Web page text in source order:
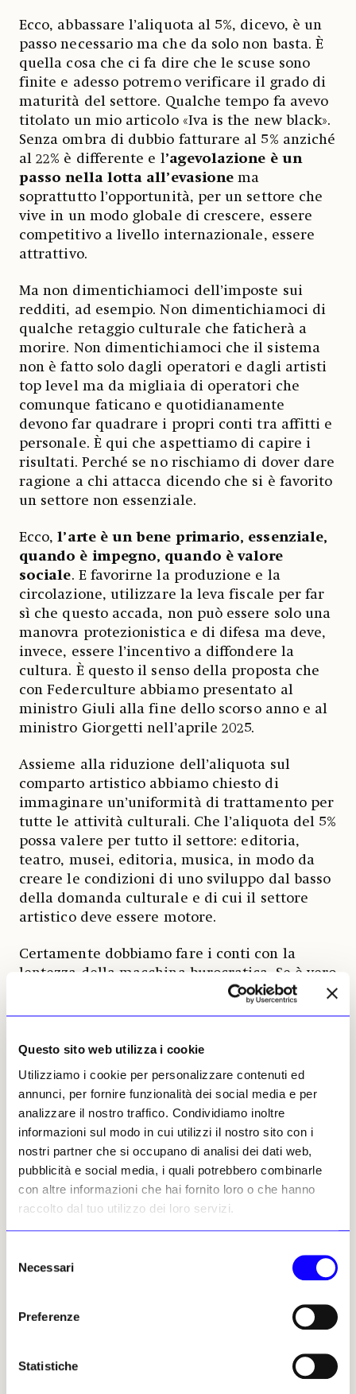
Questo sito web utilizza i cookie
Utilizziamo i cookie per personalizzare contenuti ed
annunci, per fornire funzionalità dei social media e per
analizzare il nostro traffico. Condividiamo inoltre
informazioni sul modo in cui utilizzi il nostro sito con i
nostri partner che si occupano di analisi dei dati web,
pubblicità e social media, i quali potrebbero combinarle
con altre informazioni che hai fornito loro o che hanno
raccolto dal tuo utilizzo dei loro servizi.
delNecessari
Preferenze
Statistiche
Ecco, abbassare l’aliquota al 5%, dicevo, è un
passo necessario ma che da solo non basta. È
quella cosa che ci fa dire che le scuse sono
finite e adesso potremo verificare il grado di
maturità del settore. Qualche tempo fa avevo
titolato un mio articolo «Iva is the new black».
Senza ombra di dubbio fatturare al 5% anziché
al 22% è differente e l’agevolazione è un
passo nella lotta all’evasionema
soprattutto l’opportunità, per un settore che
vive in un modo globale di crescere, essere
competitivo a livello internazionale, essere
attrattivo.
Ma non dimentichiamoci dell’imposte sui
redditi, ad esempio. Non dimentichiamoci di
qualche retaggio culturale che faticherà a
morire. Non dimentichiamoci che il sistema
non è fatto solo dagli operatori e dagli artisti
top level ma da migliaia di operatori che
comunque faticano e quotidianamente
devono far quadrare i propri conti tra affitti e
personale. È qui che aspettiamo di capire i
risultati. Perché se no rischiamo di dover dare
ragione a chi attacca dicendo che si è favorito
un settore non essenziale.
Ecco, l’arte è un bene primario, essenziale,
quando è impegno, quando è valore
sociale. E favorirne la produzione e la
circolazione, utilizzare la leva fiscale per far
sì che questo accada, non può essere solo una
manovra protezionistica e di difesa ma deve,
invece, essere l’incentivo a diffondere la
cultura. È questo il senso della proposta che
con Federculture abbiamo presentato al
ministro Giuli alla fine dello scorso anno e al
ministro Giorgetti nell’aprile 2025.
Assieme alla riduzione dell’aliquota sul
comparto artistico abbiamo chiesto di
immaginare un’uniformità di trattamento per
tutte le attività culturali. Che l’aliquota del 5%
possa valere per tutto il settore: editoria,
teatro, musei, editoria, musica, in modo da
creare le condizioni di uno sviluppo dal basso
della domanda culturale e di cui il settore
artistico deve essere motore.
Certamente dobbiamo fare i conti con la
lentezza della macchina burocratica. Se è vero
che siamo diventati il Paese con l’aliquota più
hanno reagito con più prontezza alle
opportunità che si sono sviluppate sul
mercato, in primis la Brexit. E si sa che
posizionarsi per primi in ogni mercato è
fondamentale per definire rendite di
posizione.
C’è da fare ancora, quindi. Ci sono da
aggiungere altre condizioni:
notifiche ed esportazioni.
2. Fare chiarezza sul tema transazioni tra